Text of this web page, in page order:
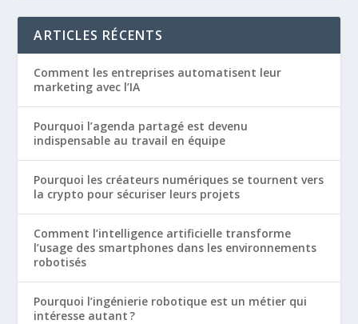
ARTICLES RÉCENTS
Comment les entreprises automatisent leur
marketing avec l’IA
Pourquoi l’agenda partagé est devenu
indispensable au travail en équipe
Pourquoi les créateurs numériques se tournent vers
la crypto pour sécuriser leurs projets
Comment l’intelligence artificielle transforme
l’usage des smartphones dans les environnements
robotisés
Pourquoi l’ingénierie robotique est un métier qui
intéresse autant ?